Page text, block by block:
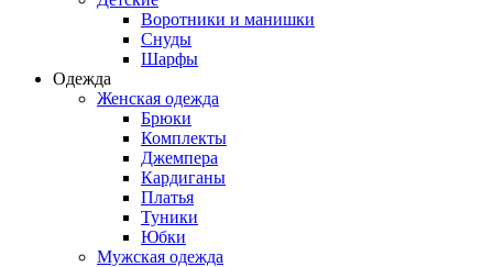
Воротники и манишки
Снуды
Шарфы
Одежда
Женская одежда
Брюки
Комплекты
Джемпера
Кардиганы
Платья
Туники
Юбки
Мужская одежда